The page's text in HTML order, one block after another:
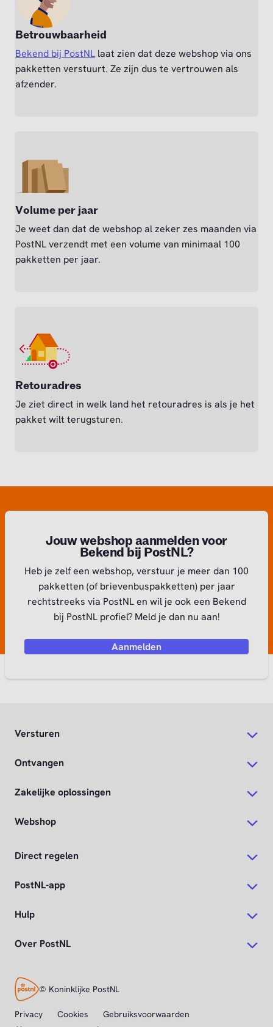
Betrouwbaarheid
Bekend bij PostNL laat zien dat deze webshop via ons
pakketten verstuurt. Ze zijn dus te vertrouwen als
afzender.
Volume per jaar
Je weet dan dat de webshop al zeker zes maanden via
PostNL verzendt met een volume van minimaal 100
pakketten per jaar.
Retouradres
Je ziet direct in welk land het retouradres is als je het
pakket wilt terugsturen.
Jouw webshop aanmelden voor
Bekend bij PostNL?
Heb je zelf een webshop, verstuur je meer dan 100
pakketten (of brievenbuspakketten) per jaar
rechtstreeks via PostNL en wil je ook een Bekend
bij PostNL profiel? Meld je dan nu aan!
Aanmelden
Versturen
Ontvangen
Zakelijke oplossingen
Webshop
Direct regelen
PostNL-app
Hulp
Over PostNL
© Koninklijke PostNL
Privacy Cookies
Gebruiksvoorwaarden